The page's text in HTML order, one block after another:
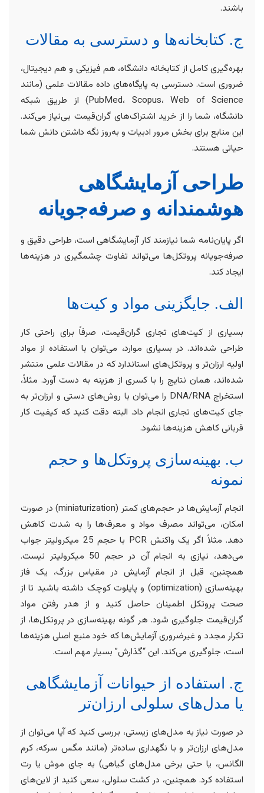
باشند.
ج. کتابخانه‌ها و دسترسی به مقالات
بهره‌گیری کامل از کتابخانه دانشگاه، هم فیزیکی و هم دیجیتال،
ضروری است. دسترسی به پایگاه‌های داده مقالات علمی (مانند
PubMed، Scopus، Web of Science) از طریق شبکه
دانشگاه، شما را از خرید اشتراک‌های گران‌قیمت بی‌نیاز می‌کند.
این منابع برای بخش مرور ادبیات و به‌روز نگه داشتن دانش شما
حیاتی هستند.
طراحی آزمایشگاهی
هوشمندانه و صرفه‌جویانه
اگر پایان‌نامه شما نیازمند کار آزمایشگاهی است، طراحی دقیق و
صرفه‌جویانه پروتکل‌ها می‌تواند تفاوت چشمگیری در هزینه‌ها
ایجاد کند.
الف. جایگزینی مواد و کیت‌ها
بسیاری از کیت‌های تجاری گران‌قیمت، صرفاً برای راحتی کار
طراحی شده‌اند. در بسیاری موارد، می‌توان با استفاده از مواد
اولیه ارزان‌تر و پروتکل‌های استاندارد که در مقالات علمی منتشر
شده‌اند، همان نتایج را با کسری از هزینه به دست آورد. مثلاً،
استخراج DNA/RNA را می‌توان با روش‌های دستی و ارزان‌تر به
جای کیت‌های تجاری انجام داد. البته دقت کنید که کیفیت کار
قربانی کاهش هزینه‌ها نشود.
ب. بهینه‌سازی پروتکل‌ها و حجم
نمونه
انجام آزمایش‌ها در حجم‌های کمتر (miniaturization) در صورت
امکان، می‌تواند مصرف مواد و معرف‌ها را به شدت کاهش
دهد. مثلاً اگر یک واکنش PCR با حجم 25 میکرولیتر جواب
می‌دهد، نیازی به انجام آن در حجم 50 میکرولیتر نیست.
همچنین، قبل از انجام آزمایش در مقیاس بزرگ، یک فاز
بهینه‌سازی (optimization) و پایلوت کوچک داشته باشید تا از
صحت پروتکل اطمینان حاصل کنید و از هدر رفتن مواد
گران‌قیمت جلوگیری شود. هر گونه بهینه‌سازی در پروتکل‌ها، از
تکرار مجدد و غیرضروری آزمایش‌ها که خود منبع اصلی هزینه‌ها
است، جلوگیری می‌کند. این “گذارش” بسیار مهم است.
ج. استفاده از حیوانات آزمایشگاهی
یا مدل‌های سلولی ارزان‌تر
در صورت نیاز به مدل‌های زیستی، بررسی کنید که آیا می‌توان از
مدل‌های ارزان‌تر و با نگهداری ساده‌تر (مانند مگس سرکه، کرم
الگانس، یا حتی برخی مدل‌های گیاهی) به جای موش یا رت
استفاده کرد. همچنین، در کشت سلولی، سعی کنید از لاین‌های